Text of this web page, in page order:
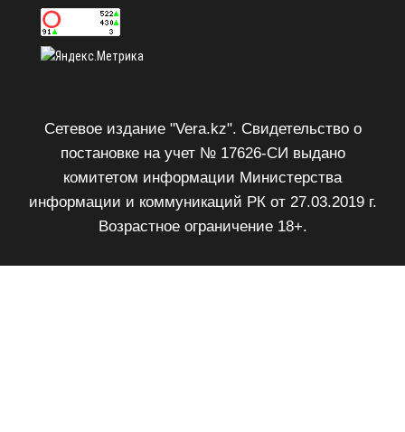
Сетевое издание "Vera.kz". Свидетельство о
постановке на учет № 17626-СИ выдано
комитетом информации Министерства
информации и коммуникаций РК от 27.03.2019 г.
Возрастное ограничение 18+.